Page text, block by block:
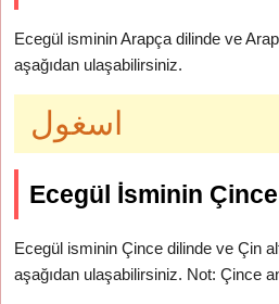
Ecegül isminin Arapça dilinde ve
aşağıdan ulaşabilirsiniz.
اسغول
Ecegül İsminin Çince
Ecegül isminin Çince dilinde ve Çin
aşağıdan ulaşabilirsiniz. Not: Çince